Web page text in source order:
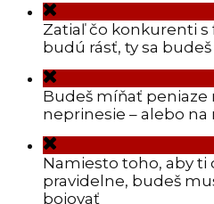
Zatiaľ čo konkurenti
budú rásť, ty sa
Budeš míňať peniaze
neprinesie – alebo
Namiesto toho, aby ti
pravidelne, budeš
bojovať